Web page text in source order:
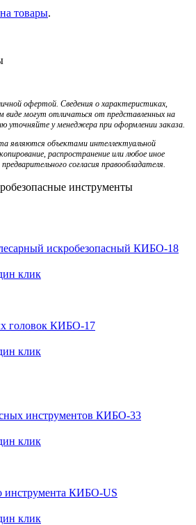
товары.
офертой. Сведения о характеристиках,
виде могут отличаться от представленных на
уточняйте у менеджера при оформлении заказа.
являются объектами интеллектуальной
распространение или любое иное
согласия правообладателя.
инструменты
искробезопасный КИБО-18
клик
головок КИБО-17
клик
инструментов КИБО-33
клик
инструмента КИБО-US
клик